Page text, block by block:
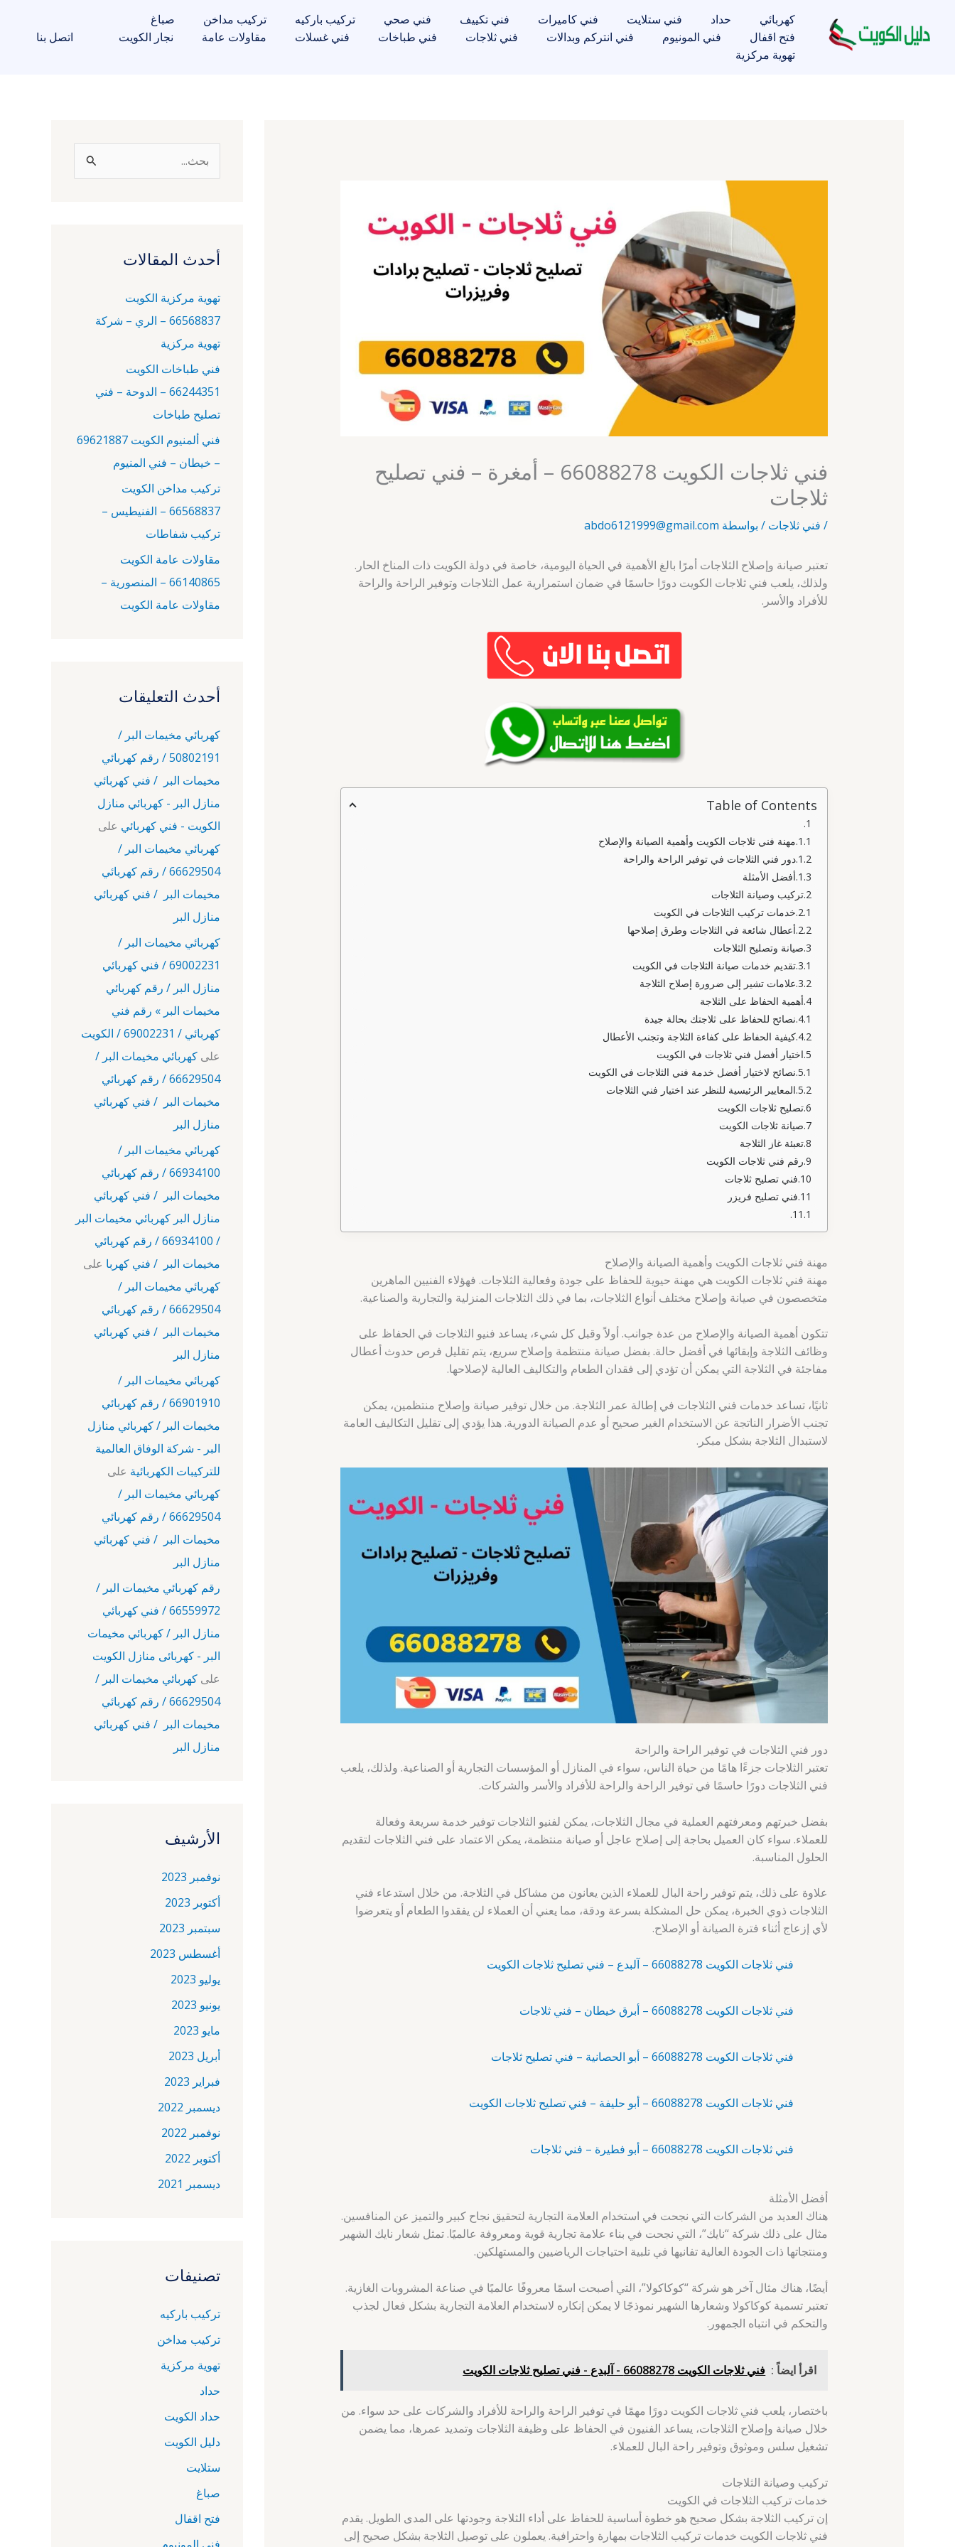
المحتوى
كهربائي حداد فني ستلايت فني كاميرات فني تكييف فني صحي تركيب باركيه تركيب مداخن
صباغ
فتح اقفال
فني المونيوم فني انتركم وبدالات فني ثلاجات فني طباخات فني غسلات مقاولات عامة
نجار الكويت
تهوية مركزية
اتصل بنا
فني ثلاجات الكويت 66088278 – أمغرة – فني تصليح
ثلاجات
/ فني ثلاجات / بواسطة abdo6121999@gmail.com
تعتبر صيانة وإصلاح الثلاجات أمرًا بالغ الأهمية في الحياة اليومية، خاصة في دولة الكويت ذات المناخ الحار.
ولذلك، يلعب فني ثلاجات الكويت دورًا حاسمًا في ضمان استمرارية عمل الثلاجات وتوفير الراحة والراحة
للأفراد والأسر.
Table of Contents
مهنة فني ثلاجات الكويت وأهمية الصيانة والإصلاح
دور فني الثلاجات في توفير الراحة والراحة
أفضل الأمثلة
تركيب وصيانة الثلاجات
خدمات تركيب الثلاجات في الكويت
أعطال شائعة في الثلاجات وطرق إصلاحها
صيانة وتصليح الثلاجات
تقديم خدمات صيانة الثلاجات في الكويت
علامات تشير إلى ضرورة إصلاح الثلاجة
أهمية الحفاظ على الثلاجة
نصائح للحفاظ على ثلاجتك بحالة جيدة
كيفية الحفاظ على كفاءة الثلاجة وتجنب الأعطال
اختيار أفضل فني ثلاجات في الكويت
نصائح لاختيار أفضل خدمة فني الثلاجات في الكويت
المعايير الرئيسية للنظر عند اختيار فني الثلاجات
تصليح ثلاجات الكويت
صيانة ثلاجات الكويت
تعبئة غاز الثلاجة
رقم فني ثلاجات الكويت
فني تصليح ثلاجات
فني تصليح فريزر
مهنة فني ثلاجات الكويت وأهمية الصيانة والإصلاح
مهنة فني ثلاجات الكويت هي مهنة حيوية للحفاظ على جودة وفعالية الثلاجات. فهؤلاء الفنيين الماهرين
متخصصون في صيانة وإصلاح مختلف أنواع الثلاجات، بما في ذلك الثلاجات المنزلية والتجارية والصناعية.
تتكون أهمية الصيانة والإصلاح من عدة جوانب. أولاً وقبل كل شيء، يساعد فنيو الثلاجات في الحفاظ على
وظائف الثلاجة وإبقائها في أفضل حالة. بفضل صيانة منتظمة وإصلاح سريع، يتم تقليل فرص حدوث أعطال
مفاجئة في الثلاجة التي يمكن أن تؤدي إلى فقدان الطعام والتكاليف العالية لإصلاحها.
ثانيًا، تساعد خدمات فني الثلاجات في إطالة عمر الثلاجة. من خلال توفير صيانة وإصلاح منتظمين، يمكن
تجنب الأضرار الناتجة عن الاستخدام الغير صحيح أو عدم الصيانة الدورية. هذا يؤدي إلى تقليل التكاليف العامة
لاستبدال الثلاجة بشكل مبكر.
دور فني الثلاجات في توفير الراحة والراحة
تعتبر الثلاجات جزءًا هامًا من حياة الناس، سواء في المنازل أو المؤسسات التجارية أو الصناعية. ولذلك، يلعب
فني الثلاجات دورًا حاسمًا في توفير الراحة والراحة للأفراد والأسر والشركات.
بفضل خبرتهم ومعرفتهم العملية في مجال الثلاجات، يمكن لفنيو الثلاجات توفير خدمة سريعة وفعالة
للعملاء. سواء كان العميل بحاجة إلى إصلاح عاجل أو صيانة منتظمة، يمكن الاعتماد على فني الثلاجات لتقديم
الحلول المناسبة.
علاوة على ذلك، يتم توفير راحة البال للعملاء الذين يعانون من مشاكل في الثلاجة. من خلال استدعاء فني
الثلاجات ذوي الخبرة، يمكن حل المشكلة بسرعة ودقة، مما يعني أن العملاء لن يفقدوا الطعام أو يتعرضوا
لأي إزعاج أثناء فترة الصيانة أو الإصلاح.
فني ثلاجات الكويت 66088278 – آلبدع – فني تصليح ثلاجات الكويت
فني ثلاجات الكويت 66088278 – أبرق خيطان – فني ثلاجات
فني ثلاجات الكويت 66088278 – أبو الحصانية – فني تصليح ثلاجات
فني ثلاجات الكويت 66088278 – أبو حليفة – فني تصليح ثلاجات الكويت
فني ثلاجات الكويت 66088278 – أبو فطيرة – فني ثلاجات
أفضل الأمثلة
هناك العديد من الشركات التي نجحت في استخدام العلامة التجارية لتحقيق نجاح كبير والتميز عن المنافسين.
مثال على ذلك شركة “نايك”، التي نجحت في بناء علامة تجارية قوية ومعروفة عالميًا. تمثل شعار نايك الشهير
ومنتجاتها ذات الجودة العالية تفانيها في تلبية احتياجات الرياضيين والمستهلكين.
أيضًا، هناك مثال آخر هو شركة “كوكاكولا”، التي أصبحت اسمًا معروفًا عالميًا في صناعة المشروبات الغازية.
تعتبر تسمية كوكاكولا وشعارها الشهير نموذجًا لا يمكن إنكاره لاستخدام العلامة التجارية بشكل فعال لجذب
والتحكم في انتباه الجمهور.
اقرأ ايضاً : فني ثلاجات الكويت 66088278 - آلبدع - فني تصليح ثلاجات الكويت
باختصار، يلعب فني ثلاجات الكويت دورًا مهمًا في توفير الراحة والراحة للأفراد والشركات على حد سواء. من
خلال صيانة وإصلاح الثلاجات، يساعد الفنيون في الحفاظ على وظيفة الثلاجات وتمديد عمرها، مما يضمن
تشغيل سلس وموثوق وتوفير راحة البال للعملاء.
تركيب وصيانة الثلاجات
خدمات تركيب الثلاجات في الكويت
إن تركيب الثلاجة بشكل صحيح هو خطوة أساسية للحفاظ على أداء الثلاجة وجودتها على المدى الطويل. يقدم
فني ثلاجات الكويت خدمات تركيب الثلاجات بمهارة واحترافية. يعملون على توصيل الثلاجة بشكل صحيح إلى
ث
ن
:
أحدث المقالات
تهوية مركزية الكويت
66568837 – الري – شركة
تهوية مركزية
فني طباخات الكويت
66244351 – الدوحة – فني
تصليح طباخات
فني ألمنيوم الكويت 69621887
– خيطان – فني المنيوم
تركيب مداخن الكويت
66568837 – الفنيطيس –
تركيب شفاطات
مقاولات عامة الكويت
66140865 – المنصورية –
مقاولات عامة الكويت
أحدث التعليقات
كهربائي مخيمات البر /
50802191 / رقم كهربائي
مخيمات البر / فني كهربائي
منازل البر - كهربائي منازل
الكويت - فني كهربائي على
كهربائي مخيمات البر /
66629504 / رقم كهربائي
مخيمات البر / فني كهربائي
منازل البر
كهربائي مخيمات البر /
69002231 / فني كهربائي
منازل البر / رقم كهربائي
مخيمات البر » رقم فني
كهربائي / 69002231 / الكويت
على كهربائي مخيمات البر /
66629504 / رقم كهربائي
مخيمات البر / فني كهربائي
منازل البر
كهربائي مخيمات البر /
66934100 / رقم كهربائي
مخيمات البر / فني كهربائي
منازل البر كهربائي مخيمات البر
/ 66934100 / رقم كهربائي
مخيمات البر / فني كهربا على
كهربائي مخيمات البر /
66629504 / رقم كهربائي
مخيمات البر / فني كهربائي
منازل البر
كهربائي مخيمات البر /
66901910 / رقم كهربائي
مخيمات البر / كهربائي منازل
البر - شركة الوفاق العالمية
للتركيبات الكهربائية على
كهربائي مخيمات البر /
66629504 / رقم كهربائي
مخيمات البر / فني كهربائي
منازل البر
رقم كهربائي مخيمات البر /
66559972 / فني كهربائي
منازل البر / كهربائي مخيمات
البر - كهربائى منازل الكويت
على كهربائي مخيمات البر /
66629504 / رقم كهربائي
مخيمات البر / فني كهربائي
منازل البر
الأرشيف
نوفمبر 2023
أكتوبر 2023
سبتمبر 2023
أغسطس 2023
يوليو 2023
يونيو 2023
مايو 2023
أبريل 2023
فبراير 2023
ديسمبر 2022
نوفمبر 2022
أكتوبر 2022
ديسمبر 2021
تصنيفات
تركيب باركيه
تركيب مداخن
تهوية مركزية
حداد
حداد الكويت
دليل الكويت
ستلايت
صباغ
فتح اقفال